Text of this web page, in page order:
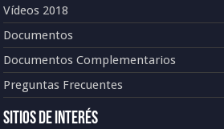
Vídeos 2018
Documentos
Documentos Complementarios
Preguntas Frecuentes
Sitios de Interés